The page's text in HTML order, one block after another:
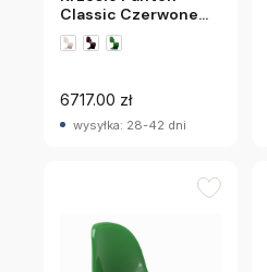
Classic Czerwone
Vitra
6717.00 zł
wysyłka: 28-42 dni